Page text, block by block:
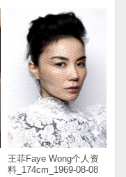
王菲Faye Wong个人资
料_174cm_1969-08-08